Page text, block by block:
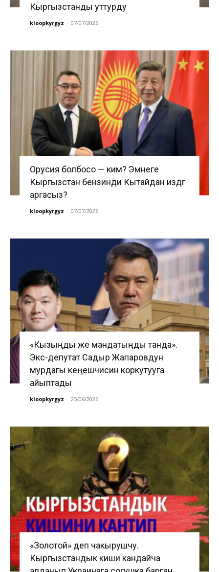
Кыргызстанды уттурду
kloopkyrgyz - 07/07/2026
Орусия болбосо — ким? Эмнеге
Кыргызстан бензинди Кытайдан издөөгө
аргасыз?
kloopkyrgyz - 07/07/2026
«Кызыңды же мандатыңды танда».
Экс-депутат Садыр Жапаровдун
мурдагы кеңешчисин коркутууга
айыптады
kloopkyrgyz - 25/06/2026
«Золотой» деп чакырушчу.
Кыргызстандык киши кандайча